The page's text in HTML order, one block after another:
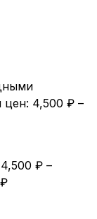
цен: 4,500 ₽ –
4,500 ₽ –